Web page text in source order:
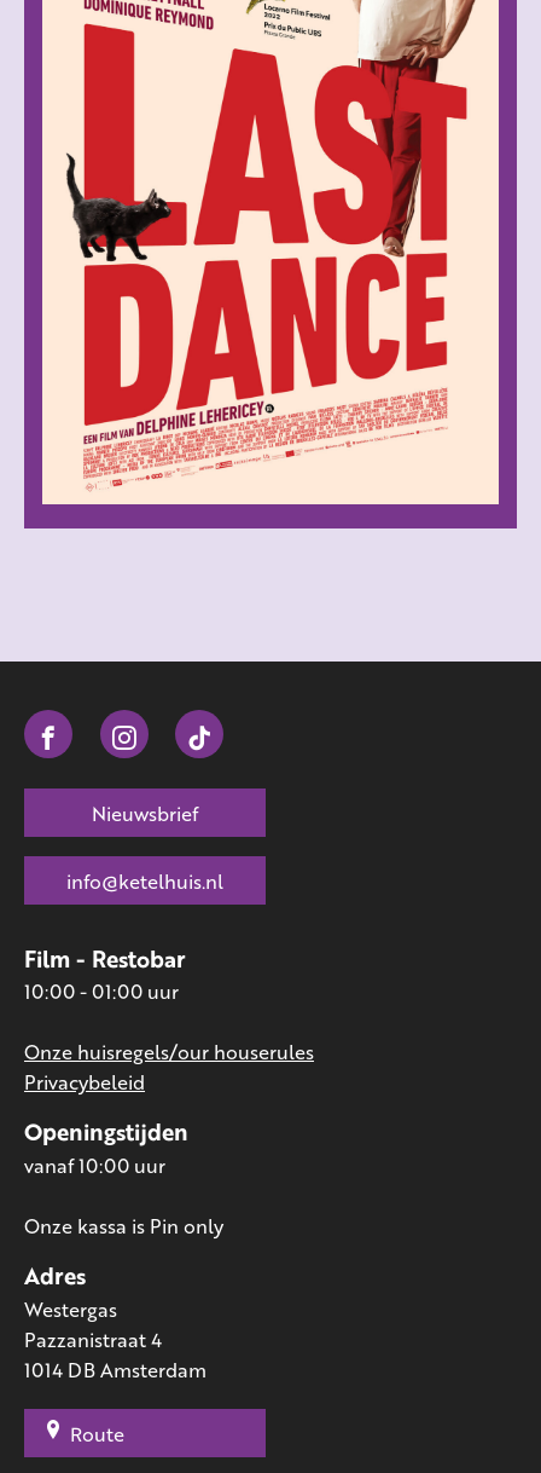
Adres
Westergas
Pazzanistraat 4
1014 DB Amsterdam
Route
Openingstijden
vanaf 10:00 uur
Onze kassa is Pin only
Film - Restobar
10:00 - 01:00 uur
Onze huisregels/our houserules
Privacybeleid
Nieuwsbrief
info@ketelhuis.nl